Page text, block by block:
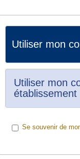
Utiliser mon
Utiliser mon
établissement
Se souvenir de